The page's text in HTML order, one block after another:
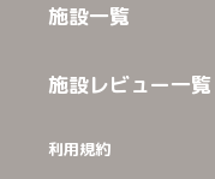
施設一覧
施設レビュー一覧
利用規約